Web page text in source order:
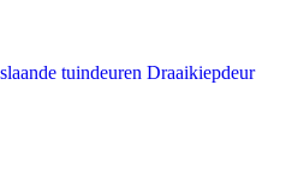
tuindeuren Draaikiepdeur